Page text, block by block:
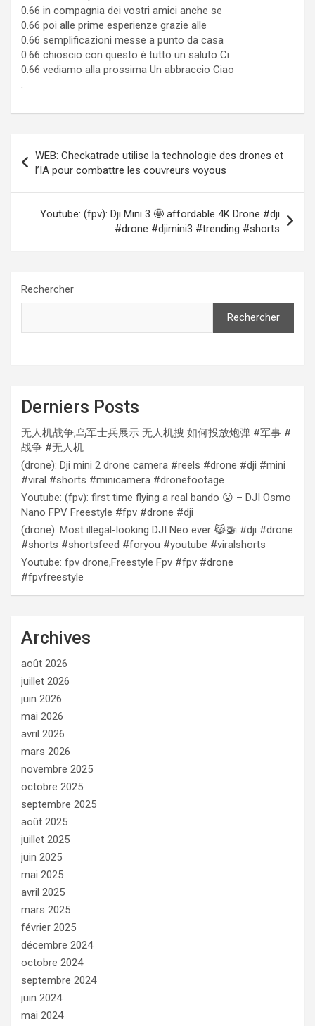
0.66 in compagnia dei vostri amici anche se
0.66 poi alle prime esperienze grazie alle
0.66 semplificazioni messe a punto da casa
0.66 chioscio con questo è tutto un saluto Ci
0.66 vediamo alla prossima Un abbraccio Ciao
.
de
l’article
WEB: Checkatrade utilise la technologie des drones et
l’IA pour combattre les couvreurs voyous
Youtube: (fpv): Dji Mini 3 🤩 affordable 4K Drone #dji
#drone #djimini3 #trending #shorts
Rechercher
Rechercher
Derniers Posts
无人机战争,乌军士兵展示 无人机搜 如何投放炮弹 #军事 #
战争 #无人机
(drone): Dji mini 2 drone camera #reels #drone #dji #mini
#viral #shorts #minicamera #dronefootage
Youtube: (fpv): first time flying a real bando 😮 – DJI Osmo
Nano FPV Freestyle #fpv #drone #dji
(drone): Most illegal-looking DJI Neo ever 😹🚁 #dji #drone
#shorts #shortsfeed #foryou #youtube #viralshorts
Youtube: fpv drone,Freestyle Fpv #fpv #drone
#fpvfreestyle
Archives
août 2026
juillet 2026
juin 2026
mai 2026
avril 2026
mars 2026
novembre 2025
octobre 2025
septembre 2025
août 2025
juillet 2025
juin 2025
mai 2025
avril 2025
mars 2025
février 2025
décembre 2024
octobre 2024
septembre 2024
juin 2024
mai 2024